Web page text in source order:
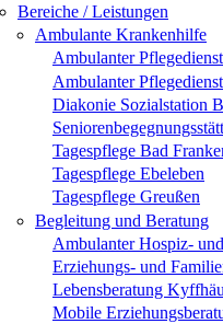
Hauptnavigation
Bereiche / Leistungen
Ambulante Krankenhilfe
Ambulanter
Ambulanter
Diakonie Sozialstation
Tagespflege Bad
Tagespflege Ebeleben
Tagespflege Greußen
Begleitung und Beratung
Ambulanter Hospiz-
Erziehungs- und
Lebensberatung
Mobile